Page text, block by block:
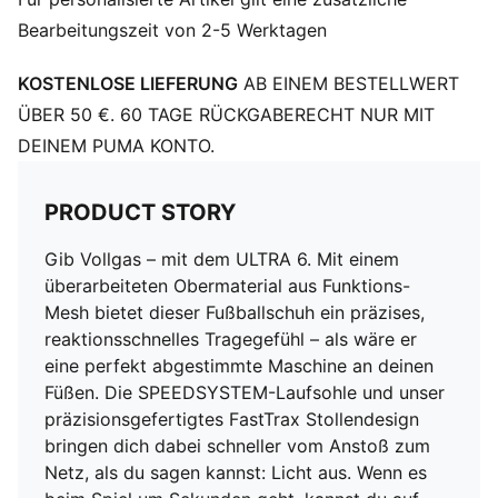
Richtungswechseln und Stoppen
STABILITÄT: Der PWRTAPE SQD Stützrahmen
Bewegungsfreiheit einzuschränken
DETAILS
Normale bis schmale Passform
Absatzart: Flach
Leichte, herausnehmbare Einlegesohle mit NanoGrip
Technologie und OrthoLite® Fersendämpfung
GripControl Pro Beschichtung für präzise Ballkontrolle
FG: Geeignet für Spiele auf festen Naturplätzen
Bearbeitungszeit von 2-5 Werktagen
KOSTENLOSE LIEFERUNG AB EINEM BESTELLWERT
ÜBER 50 €. 60 TAGE RÜCKGABERECHT NUR MIT
DEINEM PUMA KONTO.
PRODUCT STORY
Gib Vollgas – mit dem ULTRA 6. Mit einem
überarbeiteten Obermaterial aus Funktions-
Mesh bietet dieser Fußballschuh ein präzises,
reaktionsschnelles Tragegefühl – als wäre er
eine perfekt abgestimmte Maschine an deinen
Füßen. Die SPEEDSYSTEM-Laufsohle und unser
präzisionsgefertigtes FastTrax Stollendesign
bringen dich dabei schneller vom Anstoß zum
Netz, als du sagen kannst: Licht aus. Wenn es